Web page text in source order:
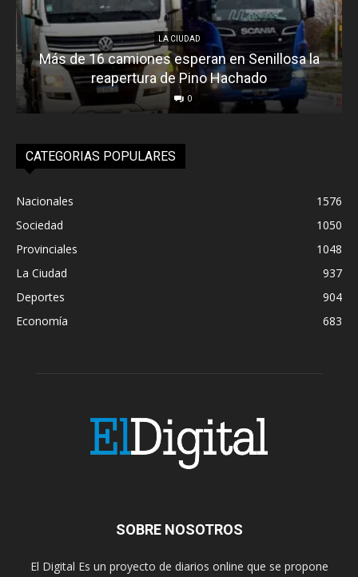
LA CIUDAD
Más de 16 camiones esperan en Senillosa la
reapertura de Pino Hachado
0
CATEGORIAS POPULARES
Nacionales
1576
Sociedad
1050
Provinciales
1048
La Ciudad
937
Deportes
904
Economía
683
SOBRE NOSOTROS
El Digital Es un proyecto de diarios online que se propone